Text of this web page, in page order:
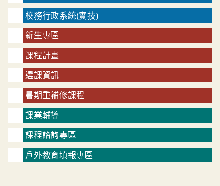
校務行政系統(實技)
新生專區
課程計畫
選課資訊
暑期重補修課程
課業輔導
課程諮詢專區
戶外教育填報專區